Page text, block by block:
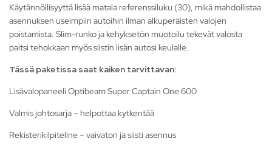
Käytännöllisyyttä lisää matala referenssiluku (30), mikä mahdollistaa
asennuksen useimpiin autoihin ilman alkuperäisten valojen
poistamista. Slim-runko ja kehyksetön muotoilu tekevät valosta
paitsi tehokkaan myös siistin lisän autosi keulalle.
Tässä paketissa saat kaiken tarvittavan:
Lisävalopaneeli Optibeam Super Captain One 600
Valmis johtosarja – helpottaa kytkentää
Rekisterikilpiteline – vaivaton ja siisti asennus